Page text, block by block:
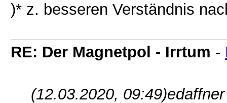
)* z. besseren Verständnis
RE: Der Magnetpol - Irrtum -
(12.03.2020, 09:49)